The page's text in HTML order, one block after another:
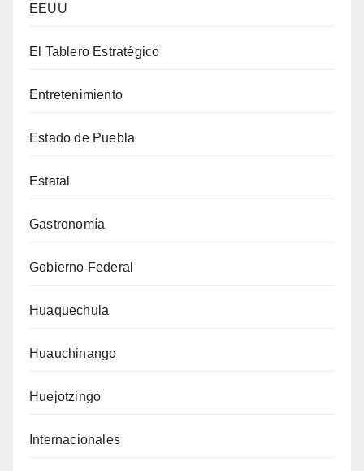
EEUU
El Tablero Estratégico
Entretenimiento
Estado de Puebla
Estatal
Gastronomía
Gobierno Federal
Huaquechula
Huauchinango
Huejotzingo
Internacionales